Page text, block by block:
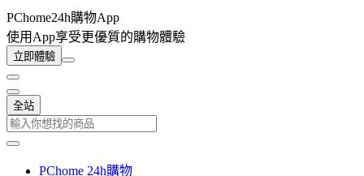
PChome24h購物App
使用App享受更優質的購物體驗
立即體驗
全站
PChome 24h購物